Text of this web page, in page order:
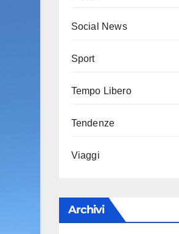
Social News
Sport
Tempo Libero
Tendenze
Viaggi
Archivi